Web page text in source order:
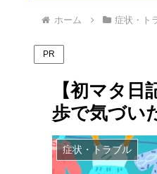
ホーム 症状・ト
PR
【初マタ
歩で気づい
症状・トラブル